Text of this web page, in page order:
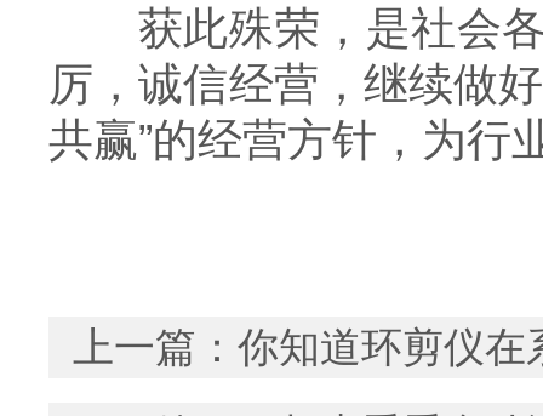
获此殊荣，是社会各
厉，诚信经营，继续做
共赢”的经营方针，为行
上一篇： 你知道环剪仪在